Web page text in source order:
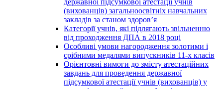
(вихованців) загальноосвітніх навчальних
закладів за станом здоров’я
Категорії учнів, які підлягають звільненню
від проходження ДПА в 2018 році
Особливі умови нагородження золотими і
срібними медалями випускників 11-х класів
Орієнтовні вимоги до змісту атестаційних
завдань для проведення державної
підсумкової атестації учнів (вихованців) у